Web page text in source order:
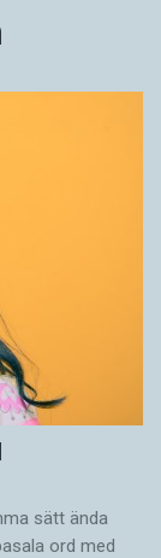
sätt ända
ord med